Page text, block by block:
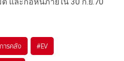
ารคลัง #EV